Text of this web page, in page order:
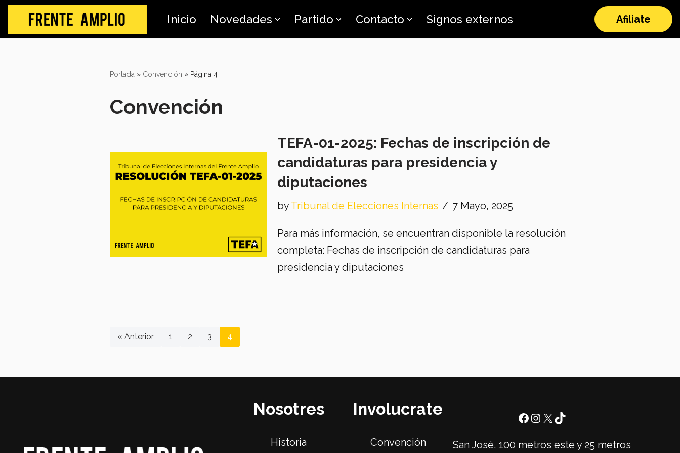
to
Inicio Novedades Partido Contacto Signos externos Afiliate
Portada » Convención » Página 4
Convención
TEFA-01-2025: Fechas de inscripción de
candidaturas para presidencia y
diputaciones
byTribunal de Elecciones Internas 7 Mayo, 2025
Para más información, se encuentran disponible la resolución
completa: Fechas de inscripción de candidaturas para
presidencia y diputaciones
« Anterior 1 2 3 4
Nosotres
Historia
Involucrate
Convención San José, 100 metros este y 25 metros